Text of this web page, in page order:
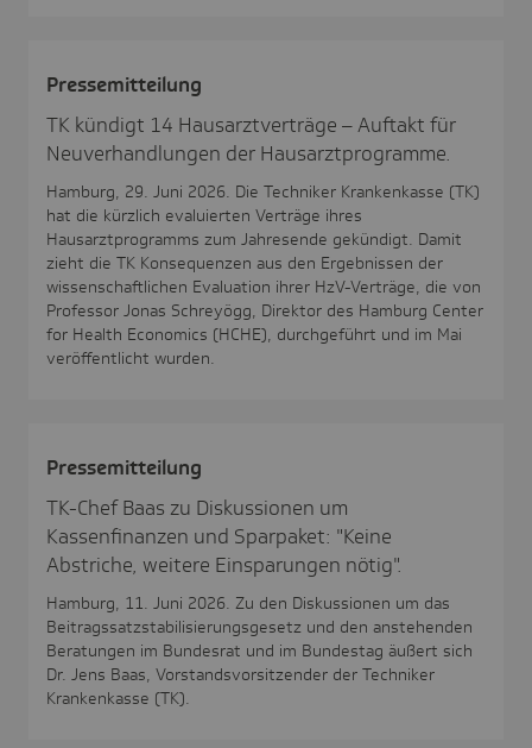
Pres­se­mit­tei­lung
TK kündigt 14 Hausarztverträge – Auftakt für
Neuverhandlungen der Hausarztprogramme.
Hamburg, 29. Juni 2026. Die Techniker Krankenkasse (TK)
hat die kürzlich evaluierten Verträge ihres
Hausarztprogramms zum Jahresende gekündigt. Damit
zieht die TK Konsequenzen aus den Ergebnissen der
wissenschaftlichen Evaluation ihrer HzV-Verträge, die von
Professor Jonas Schreyögg, Direktor des Hamburg Center
for Health Economics (HCHE), durchgeführt und im Mai
veröffentlicht wurden.
Pres­se­mit­tei­lung
TK-Chef Baas zu Diskussionen um
Kassenfinanzen und Sparpaket: "Keine
Abstriche, weitere Einsparungen nötig".
Hamburg, 11. Juni 2026. Zu den Diskussionen um das
Beitragssatzstabilisierungsgesetz und den anstehenden
Beratungen im Bundesrat und im Bundestag äußert sich
Dr. Jens Baas, Vorstandsvorsitzender der Techniker
Krankenkasse (TK).